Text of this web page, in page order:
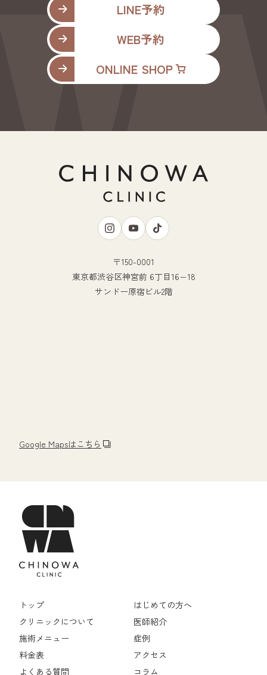
LINE予約
WEB予約
ONLINE SHOP
Google Mapsはこちら
〒150-0001
東京都渋谷区神宮前 6丁目16−18
サンドー原宿ビル2階
トップ
はじめての方へ
クリニックについて
医師紹介
施術メニュー
症例
料金表
アクセス
よくある質問
コラム